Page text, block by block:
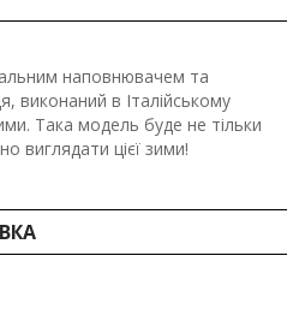
наповнювачем та
виконаний в Італійському
Така модель буде не тільки
виглядати цієї зими!